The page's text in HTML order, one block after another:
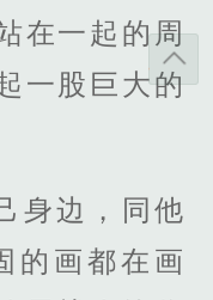
在一起的周
一股巨大的
身边，同他
的画都在画